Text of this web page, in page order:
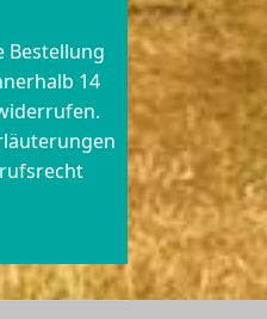
Bestellung
14